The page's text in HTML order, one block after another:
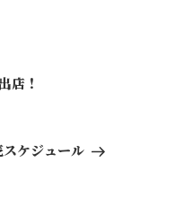
店！
ケジュール